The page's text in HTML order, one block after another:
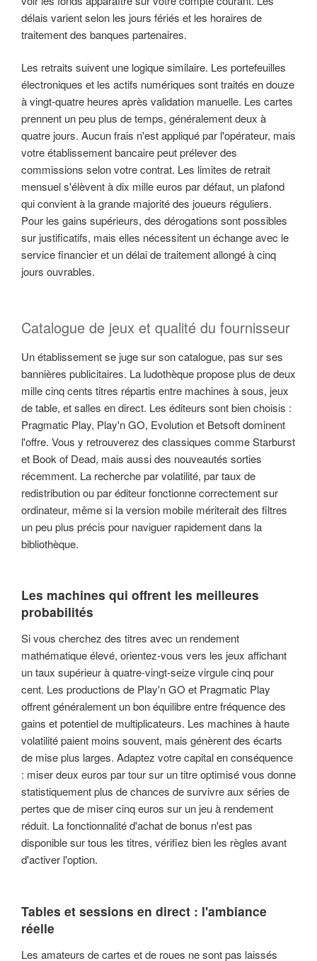
délais varient selon les jours fériés et les horaires de
traitement des banques partenaires.
Les retraits suivent une logique similaire. Les portefeuilles
électroniques et les actifs numériques sont traités en douze
à vingt-quatre heures après validation manuelle. Les cartes
prennent un peu plus de temps, généralement deux à
quatre jours. Aucun frais n'est appliqué par l'opérateur, mais
votre établissement bancaire peut prélever des
commissions selon votre contrat. Les limites de retrait
mensuel s'élèvent à dix mille euros par défaut, un plafond
qui convient à la grande majorité des joueurs réguliers.
Pour les gains supérieurs, des dérogations sont possibles
sur justificatifs, mais elles nécessitent un échange avec le
service financier et un délai de traitement allongé à cinq
jours ouvrables.
Catalogue de jeux et qualité du fournisseur
Un établissement se juge sur son catalogue, pas sur ses
bannières publicitaires. La ludothèque propose plus de deux
mille cinq cents titres répartis entre machines à sous, jeux
de table, et salles en direct. Les éditeurs sont bien choisis :
Pragmatic Play, Play'n GO, Evolution et Betsoft dominent
l'offre. Vous y retrouverez des classiques comme Starburst
et Book of Dead, mais aussi des nouveautés sorties
récemment. La recherche par volatilité, par taux de
redistribution ou par éditeur fonctionne correctement sur
ordinateur, même si la version mobile mériterait des filtres
un peu plus précis pour naviguer rapidement dans la
bibliothèque.
Les machines qui offrent les meilleures
probabilités
Si vous cherchez des titres avec un rendement
mathématique élevé, orientez-vous vers les jeux affichant
un taux supérieur à quatre-vingt-seize virgule cinq pour
cent. Les productions de Play'n GO et Pragmatic Play
offrent généralement un bon équilibre entre fréquence des
gains et potentiel de multiplicateurs. Les machines à haute
volatilité paient moins souvent, mais génèrent des écarts
de mise plus larges. Adaptez votre capital en conséquence
: miser deux euros par tour sur un titre optimisé vous donne
statistiquement plus de chances de survivre aux séries de
pertes que de miser cinq euros sur un jeu à rendement
réduit. La fonctionnalité d'achat de bonus n'est pas
disponible sur tous les titres, vérifiez bien les règles avant
d'activer l'option.
Tables et sessions en direct : l'ambiance
réelle
Les amateurs de cartes et de roues ne sont pas laissés